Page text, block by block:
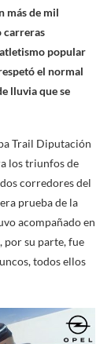
más de mil
carreras
popular
el normal
lluvia que se
Trail Diputación
los triunfos de
corredores del
prueba de la
acompañado en
por su parte, fue
todos ellos